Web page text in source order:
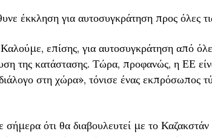
έκκληση για αυτοσυγκράτηση προς όλες
επίσης, για αυτοσυγκράτηση από
της κατάστασης. Τώρα, προφανώς, η ΕΕ
στη χώρα», τόνισε ένας εκπρόσωπος
ότι θα διαβουλευτεί με το Καζακστάν